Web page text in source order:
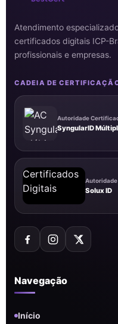
Atendimento
certificados digitais ICP-
profissionais e empresas.
CADEIA DE
Autoridade
SyngularID
Autoridade
Solux ID
Navegação
Início